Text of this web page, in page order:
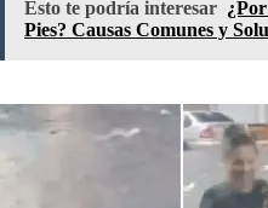
Esto te podría interesar
Pies? Causas Comunes y